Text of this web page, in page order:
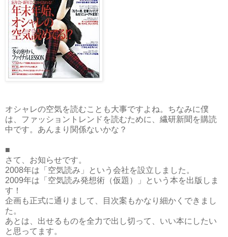
オシャレの空気を読むことも大事ですよね。ちなみに僕
は、ファッショントレンドを読むために、繊研新聞を購読
中です。あんまり関係ないかな？
■
さて、お知らせです。
2008年は「空気読み」という会社を設立しました。
2009年は「空気読み発想術（仮題）」という本を出版しま
す！
企画も正式に通りまして、目次案もかなり細かくできまし
た。
あとは、出せるものを全力で出し切って、いい本にしたい
と思ってます。